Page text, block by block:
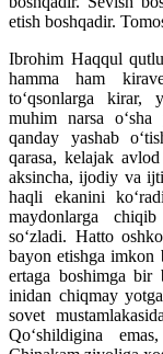
etish boshqadir.
Ibrohim Haqqul
hamma ham
toʻqsonlarga kirar,
muhim narsa
qanday yashab
qarasa, kelajak
aksincha, ijodiy va
haqli ekanini
maydonlarga
soʻzladi. Hatto
bayon etishga imkon
ertaga boshimga bir
inidan chiqmay
sovet
Qoʻshildigina